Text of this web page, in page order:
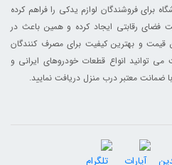
برای فروشندگان لوازم یدکی را فراهم کرده
فضای رقابتی ایجاد کرده و همین باعث در
و بهترین کیفیت برای مصرف کنندگان
توانید انواع قطعات خودروهای ایرانی و
ضمانت معتبر درب منزل دریافت نمایید.